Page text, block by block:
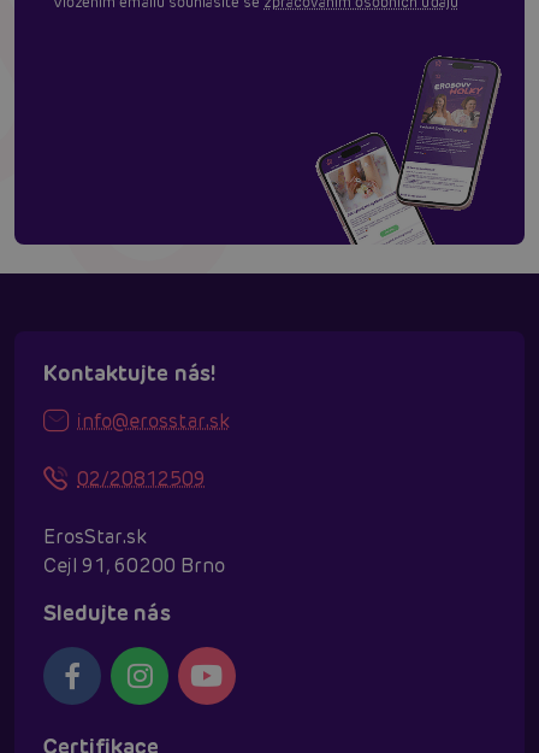
Kontaktujte nás!
info@erosstar.sk
02/20812509
ErosStar.sk
Cejl 91, 60200 Brno
Sledujte nás
Certifikace